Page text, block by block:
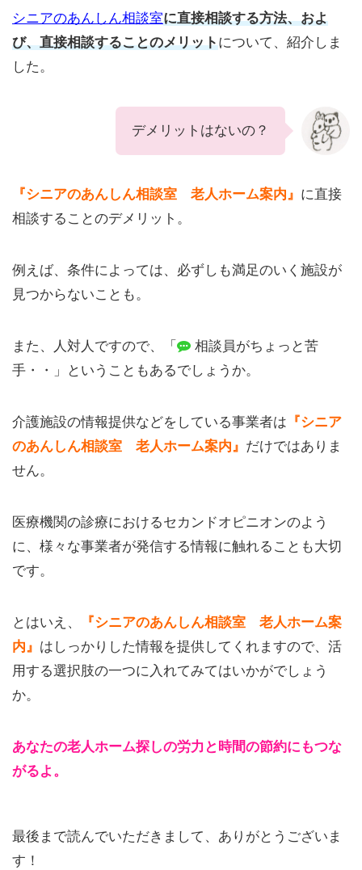
シニアのあんしん相談室に直接相談する方法、およ
び、直接相談することのメリットについて、紹介しま
した。
デメリットはないの？
『シニアのあんしん相談室 老人ホーム案内』 に直接
相談することのデメリット。
例えば、条件によっては、必ずしも満足のいく施設が
見つからないことも。
また、人対人ですので、「
相談員がちょっと苦
手・・」ということもあるでしょうか。
介護施設の情報提供などをしている事業者は 『シニア
のあんしん相談室 老人ホーム案内』 だけではありま
せん。
医療機関の診療におけるセカンドオピニオンのよう
に、様々な事業者が発信する情報に触れることも大切
です。
とはいえ、
『シニアのあんしん相談室 老人ホーム案
内』 はしっかりした情報を提供してくれますので、活
用する選択肢の一つに入れてみてはいかがでしょう
か。
あなたの老人ホーム探しの労力と時間の節約にもつな
がるよ。
最後まで読んでいただきまして、ありがとうございま
す！